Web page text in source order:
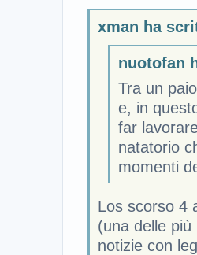
xman ha
nuotofan
Tra un
e, in
far
natatorio
momenti
Los scorso 4
(una delle
notizie con